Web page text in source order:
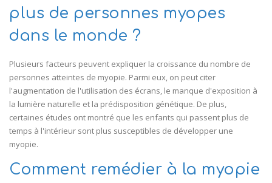
plus de personnes myopes
dans le monde ?
Plusieurs facteurs peuvent expliquer la croissance du nombre de
personnes atteintes de myopie. Parmi eux, on peut citer
l'augmentation de l'utilisation des écrans, le manque d'exposition à
la lumière naturelle et la prédisposition génétique. De plus,
certaines études ont montré que les enfants qui passent plus de
temps à l'intérieur sont plus susceptibles de développer une
myopie.
Comment remédier à la myopie